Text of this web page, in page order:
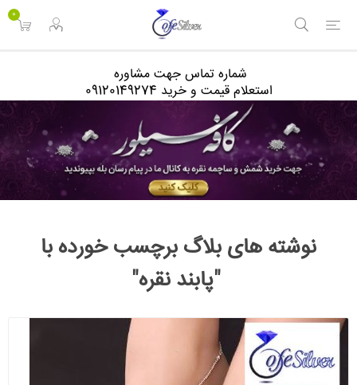
0
شماره تماس جهت مشاوره
استعلام قیمت و خرید 09120149274
نوشته های بلاگ برچسب خورده با
"پابند نقره"